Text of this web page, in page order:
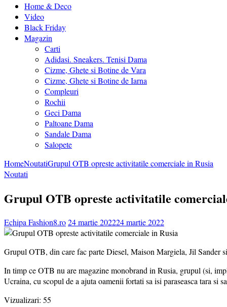
Home & Deco
Video
Black Friday
Magazin
Carti
Adidasi. Sneakers. Tenisi Dama
Cizme, Ghete si Botine de Vara
Cizme, Ghete si Botine de Iarna
Compleuri
Rochii
Geci Dama
Paltoane Dama
Sandale Dama
Salopete
HomeNoutatiGrupul OTB opreste activitatile comerciale in Rusia
Noutati
Grupul OTB opreste activitatile
Echipa Fashion8.ro24 martie 202224 martie 2022
Grupul OTB, din care fac parte Diesel, Maison Margiela, Jil Sander
In timp ce OTB nu are magazine monobrand in Rusia, grupul (si,
Ucraina, cu scopul de a ajuta oamenii fortati sa isi paraseasca tara si
Vizualizari: 55